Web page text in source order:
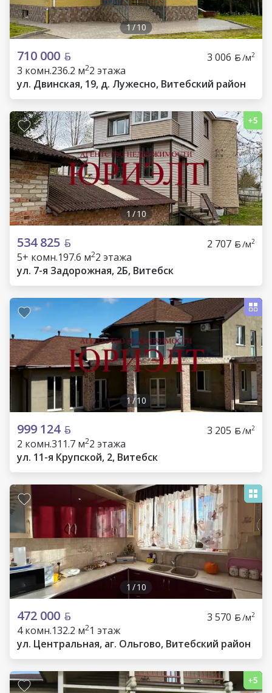
1/10
710 000 3 006 /м2
3 комн.236.2 м22 этажа
ул. Двинская, 19, д. Лужесно, Витебский район
1 /10
534 825 2 707 /м2
5+ комн.197.6 м22 этажа
ул. 7-я Задорожная, 2Б, Витебск
1/10
999 124 3 205 /м2
2 комн.311.7 м22 этажа
ул. 11-я Крупской, 2, Витебск
1 /10
472 000 3 570 /м2
4 комн.132.2 м21 этаж
ул. Центральная, аг. Ольгово, Витебский район